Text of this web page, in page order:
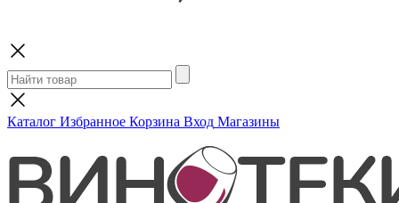
Каталог Избранное Корзина Вход Магазины